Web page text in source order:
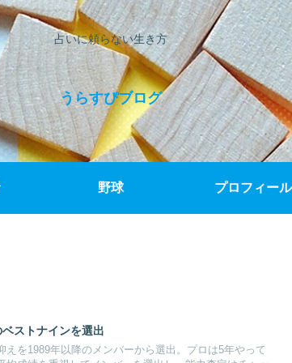
占いに頼らない生き方
うらすぴブログ
野球 プロフィール
ストナインを選出
を1989年以降のメンバーから選出。プロは5年やって